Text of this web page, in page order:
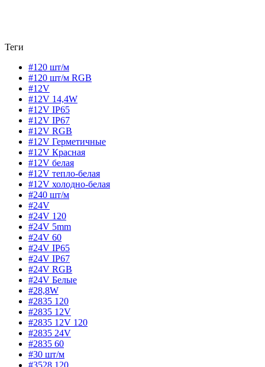
Теги
#120 шт/м
#120 шт/м RGB
#12V
#12V 14,4W
#12V IP65
#12V IP67
#12V RGB
#12V Герметичные
#12V Красная
#12V белая
#12V тепло-белая
#12V холодно-белая
#240 шт/м
#24V
#24V 120
#24V 5mm
#24V 60
#24V IP65
#24V IP67
#24V RGB
#24V Белые
#28,8W
#2835 120
#2835 12V
#2835 12V 120
#2835 24V
#2835 60
#30 шт/м